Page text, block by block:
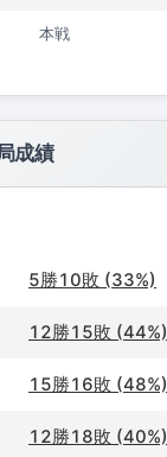
本戦
成績
5勝10敗 (33%)
12勝15敗 (44%)
15勝16敗 (48%)
12勝18敗 (40%)